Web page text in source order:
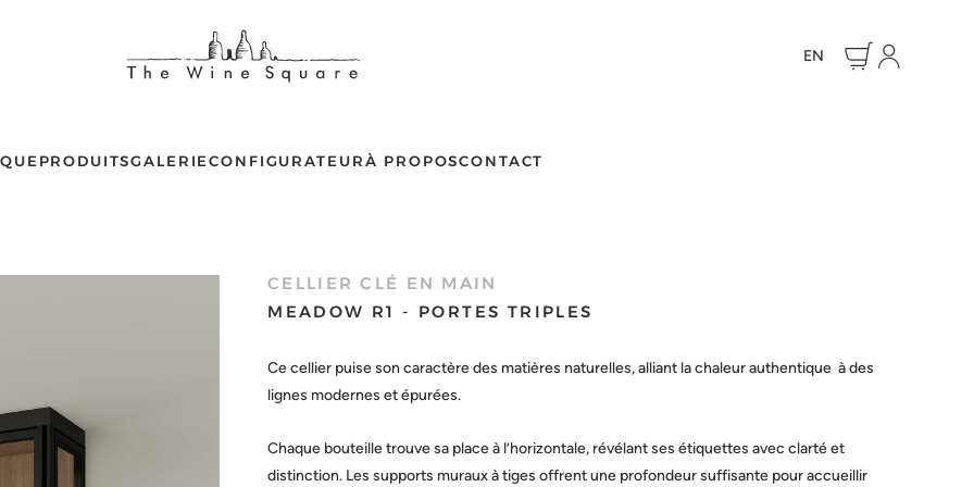
EN
PRODUITSGALERIECONFIGURATEURÀ PROPOSCONTACT
CELLIER CLÉ EN MAIN
MEADOW R1 - PORTES TRIPLES
Ce cellier puise son caractère des matières naturelles, alliant la chaleur authentique à des
lignes modernes et épurées.
Chaque bouteille trouve sa place à l’horizontale, révélant ses étiquettes avec clarté et
distinction. Les supports muraux à tiges offrent une profondeur suffisante pour accueillir